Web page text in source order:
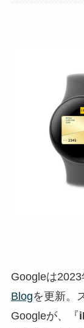
Googleは
Blogを更新。
Googleが、『